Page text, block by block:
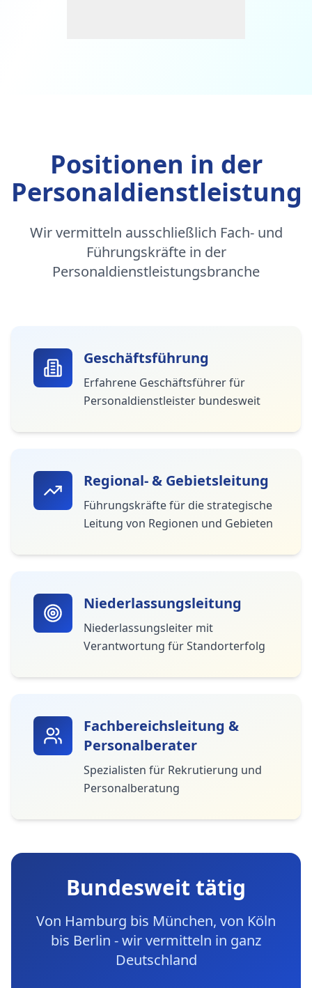
Positionen in der
Personaldienstleistung
Wir vermitteln ausschließlich Fach- und
Führungskräfte in der
Personaldienstleistungsbranche
Geschäftsführung
Erfahrene Geschäftsführer für
Personaldienstleister bundesweit
Regional- & Gebietsleitung
Führungskräfte für die strategische
Leitung von Regionen und Gebieten
Niederlassungsleitung
Niederlassungsleiter mit
Verantwortung für Standorterfolg
Fachbereichsleitung &
Personalberater
Spezialisten für Rekrutierung und
Personalberatung
Bundesweit tätig
Von Hamburg bis München, von Köln
bis Berlin - wir vermitteln in ganz
Deutschland